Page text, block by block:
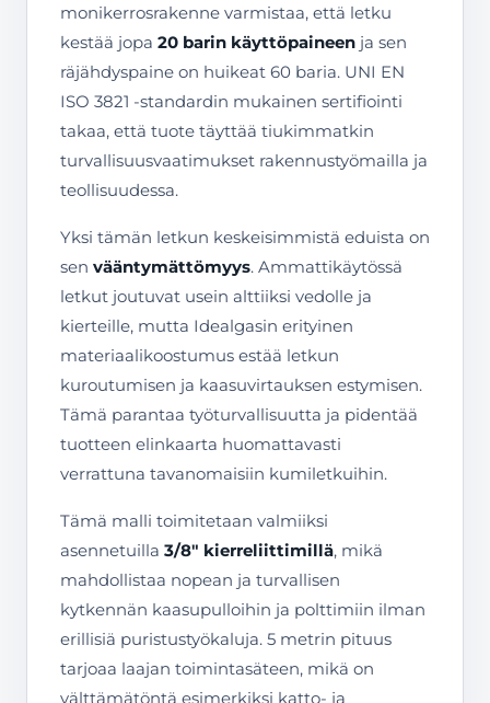
monikerrosrakenne varmistaa, että letku
kestää jopa 20 barin käyttöpaineen ja sen
räjähdyspaine on huikeat 60 baria. UNI EN
ISO 3821 -standardin mukainen sertifiointi
takaa, että tuote täyttää tiukimmatkin
turvallisuusvaatimukset rakennustyömailla ja
teollisuudessa.
Yksi tämän letkun keskeisimmistä eduista on
sen vääntymättömyys. Ammattikäytössä
letkut joutuvat usein alttiiksi vedolle ja
kierteille, mutta Idealgasin erityinen
materiaalikoostumus estää letkun
kuroutumisen ja kaasuvirtauksen estymisen.
Tämä parantaa työturvallisuutta ja pidentää
tuotteen elinkaarta huomattavasti
verrattuna tavanomaisiin kumiletkuihin.
Tämä malli toimitetaan valmiiksi
asennetuilla 3/8″ kierreliittimillä, mikä
mahdollistaa nopean ja turvallisen
kytkennän kaasupulloihin ja polttimiin ilman
erillisiä puristustyökaluja. 5 metrin pituus
tarjoaa laajan toimintasäteen, mikä on
välttämätöntä esimerkiksi katto- ja